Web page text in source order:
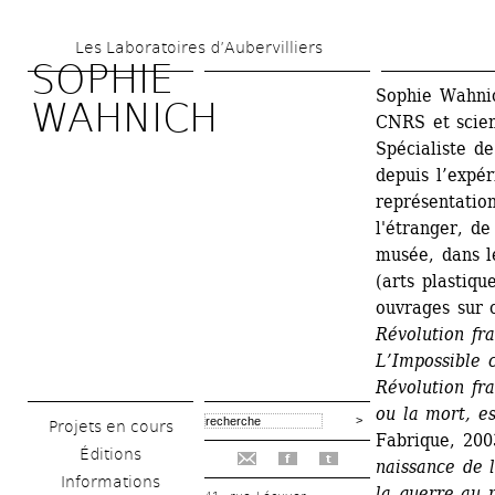
au
contenu
principal
Les Laboratoires d’Aubervilliers
SOPHIE
WAHNICH
Projets en cours
Éditions
Informations
f t
Sophie
CNRS et
Spécialiste
depuis
l'étranger,
musée, dans
(arts
ouvrages sur
Révolution
L’Impossible
Révolution
ou la mort,
Fabrique,
naissance de